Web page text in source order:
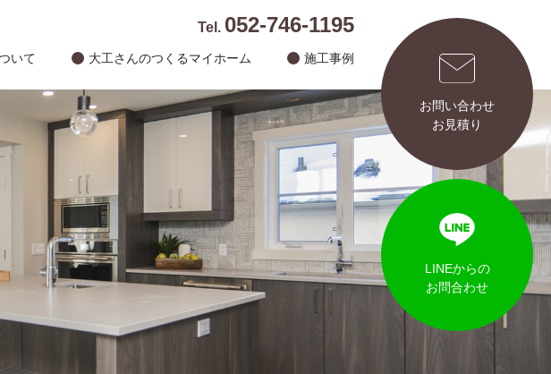
いて 大工さんのつくるマイホーム 施工事例
Tel. 052-746-1195
お問い合わせ
お見積り
LINEからの
お問合わせ